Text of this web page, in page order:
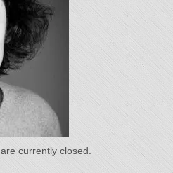
currently closed.